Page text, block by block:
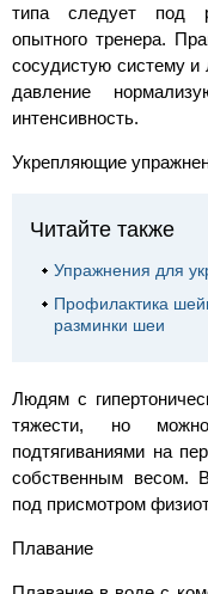
типа следует под
опытного тренера.
сосудистую систему и
давление
интенсивность.
Укрепляющие
Читайте также
Упражнения для
Профилактика
разминки шеи
Людям с
тяжести, но
подтягиваниями на
собственным весом.
под присмотром
Плавание